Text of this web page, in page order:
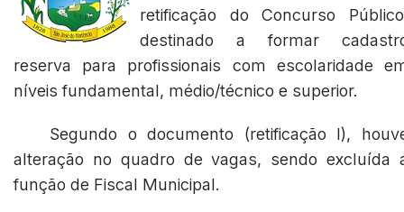
retificação do Concurso
destinado a formar
reserva para profissionais com escolaridade
níveis fundamental, médio/técnico e superior.
Segundo o documento (retificação I),
alteração no quadro de vagas, sendo excluída
função de Fiscal Municipal.